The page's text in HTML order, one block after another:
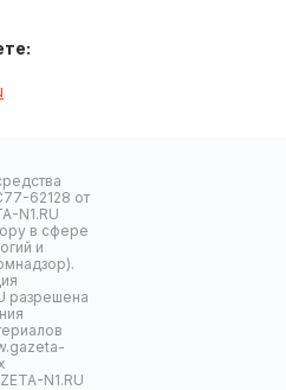
62128 от
N1.RU
в сфере
и
разрешена
N1.RU